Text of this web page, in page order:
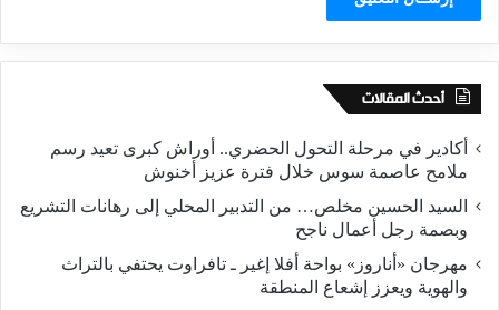
أحدث المقالات
أكادير في مرحلة التحول الحضري.. أوراش كبرى تعيد رسم
ملامح عاصمة سوس خلال فترة عزيز أخنوش
السيد الحسين مخلص… من التدبير المحلي إلى رهانات التشريع
وبصمة رجل أعمال ناجح
مهرجان «أناروز» بواحة أفلا إغير ـ تافراوت يحتفي بالتراث
والهوية ويعزز إشعاع المنطقة